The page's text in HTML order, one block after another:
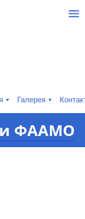
Галерея
ФААМО